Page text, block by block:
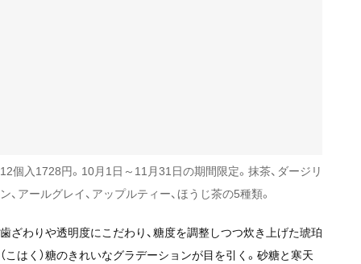
12個入1728円。10月1日～11月31日の期間限定。抹茶、ダージリ
ン、アールグレイ、アップルティー、ほうじ茶の5種類。
歯ざわりや透明度にこだわり、糖度を調整しつつ炊き上げた琥珀
（こはく）糖のきれいなグラデーションが目を引く。砂糖と寒天